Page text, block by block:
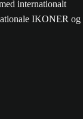
internationalt
IKONER og